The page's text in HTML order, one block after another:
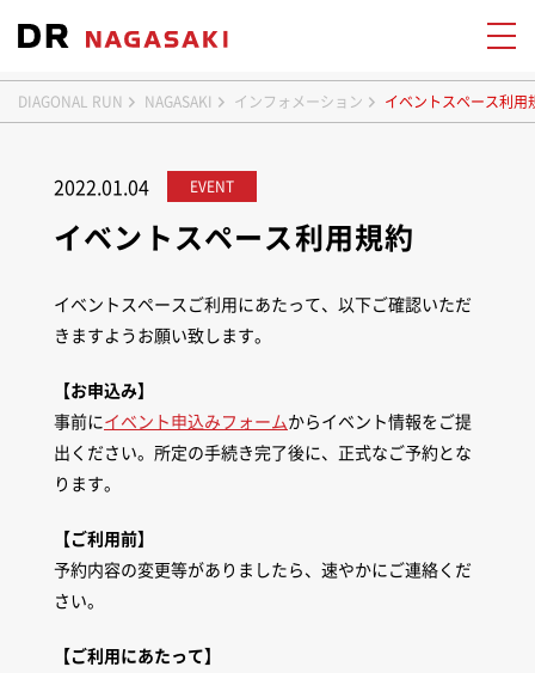
DIAGONAL RUN NAGASAKI インフォメーション イベントスペース利用
2022.01.04 EVENT
イベントスペース利用規約
イベントスペースご利用にあたって、以下ご確認いただ
きますようお願い致します。
【お申込み】
事前にイベント申込みフォームからイベント情報をご提
出ください。所定の手続き完了後に、正式なご予約とな
ります。
【ご利用前】
予約内容の変更等がありましたら、速やかにご連絡くだ
さい。
【ご利用にあたって】